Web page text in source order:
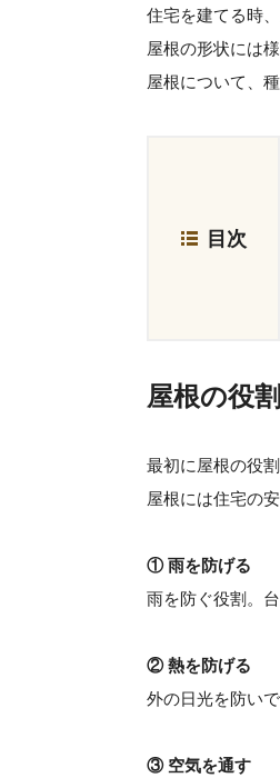
住宅を建てる時
屋根の形状には
屋根について、
目次
屋根の役
最初に屋根の役
屋根には住宅の
① 雨を防げる
雨を防ぐ役割。
② 熱を防げる
外の日光を防い
③ 空気を通す